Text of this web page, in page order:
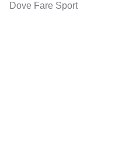
Dove Fare Sport